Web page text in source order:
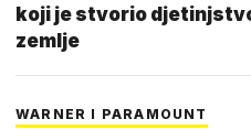
koji je stvorio
zemlje
WARNER I PARAMOUNT